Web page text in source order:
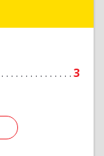
3
Подробнее